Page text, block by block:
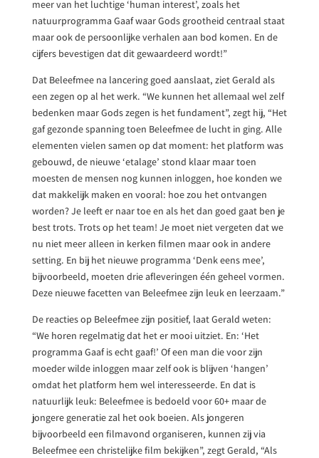
meer van het luchtige ‘human interest’, zoals het
natuurprogramma Gaaf waar Gods grootheid centraal staat
maar ook de persoonlijke verhalen aan bod komen. En de
cijfers bevestigen dat dit gewaardeerd wordt!”
Dat Beleefmee na lancering goed aanslaat, ziet Gerald als
een zegen op al het werk. “We kunnen het allemaal wel zelf
bedenken maar Gods zegen is het fundament”, zegt hij, “Het
gaf gezonde spanning toen Beleefmee de lucht in ging. Alle
elementen vielen samen op dat moment: het platform was
gebouwd, de nieuwe ‘etalage’ stond klaar maar toen
moesten de mensen nog kunnen inloggen, hoe konden we
dat makkelijk maken en vooral: hoe zou het ontvangen
worden? Je leeft er naar toe en als het dan goed gaat ben je
best trots. Trots op het team! Je moet niet vergeten dat we
nu niet meer alleen in kerken filmen maar ook in andere
setting. En bij het nieuwe programma ‘Denk eens mee’,
bijvoorbeeld, moeten drie afleveringen één geheel vormen.
Deze nieuwe facetten van Beleefmee zijn leuk en leerzaam.”
De reacties op Beleefmee zijn positief, laat Gerald weten:
“We horen regelmatig dat het er mooi uitziet. En: ‘Het
programma Gaaf is echt gaaf!’ Of een man die voor zijn
moeder wilde inloggen maar zelf ook is blijven ‘hangen’
omdat het platform hem wel interesseerde. En dat is
natuurlijk leuk: Beleefmee is bedoeld voor 60+ maar de
jongere generatie zal het ook boeien. Als jongeren
bijvoorbeeld een filmavond organiseren, kunnen zij via
Beleefmee een christelijke film bekijken”, zegt Gerald, “Als